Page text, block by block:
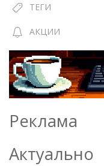
ТЕГИ
АКЦИИ
Реклама
Актуально